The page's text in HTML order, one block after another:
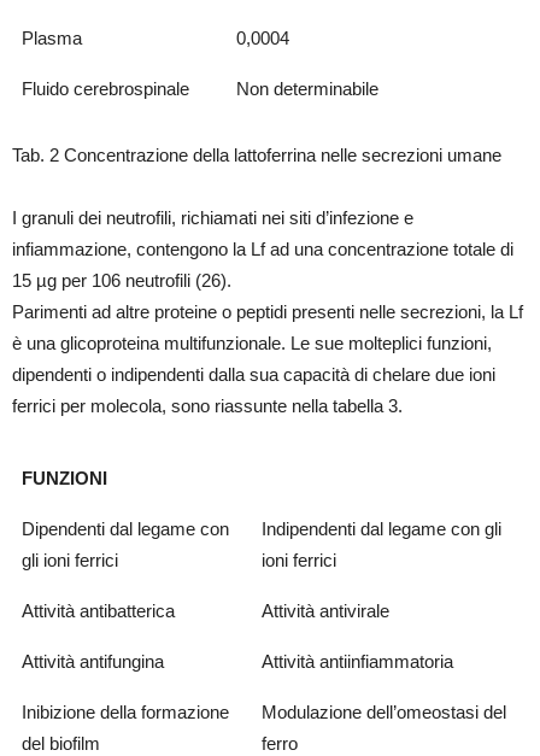
Plasma 0,0004
Fluido cerebrospinale Non determinabile
Tab. 2 Concentrazione della lattoferrina nelle secrezioni umane
I granuli dei neutrofili, richiamati nei siti d’infezione e
infiammazione, contengono la Lf ad una concentrazione totale di
15 µg per 106 neutrofili (26).
Parimenti ad altre proteine o peptidi presenti nelle secrezioni, la Lf
è una glicoproteina multifunzionale. Le sue molteplici funzioni,
dipendenti o indipendenti dalla sua capacità di chelare due ioni
ferrici per molecola, sono riassunte nella tabella 3.
FUNZIONI
Dipendenti dal legame con
gli ioni ferrici
Indipendenti dal legame con gli
ioni ferrici
Attività antibatterica Attività antivirale
Attività antifungina Attività antiinfiammatoria
Inibizione della formazione
del biofilm
Modulazione dell’omeostasi del
ferro